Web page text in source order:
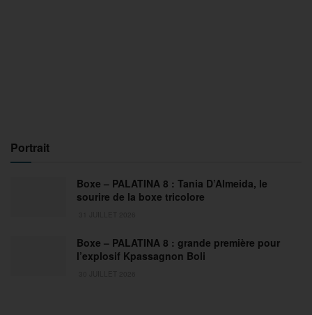
Portrait
Boxe – PALATINA 8 : Tania D’Almeida, le
sourire de la boxe tricolore
Boxe – PALATINA 8 : grande première pour
l’explosif Kpassagnon Boli